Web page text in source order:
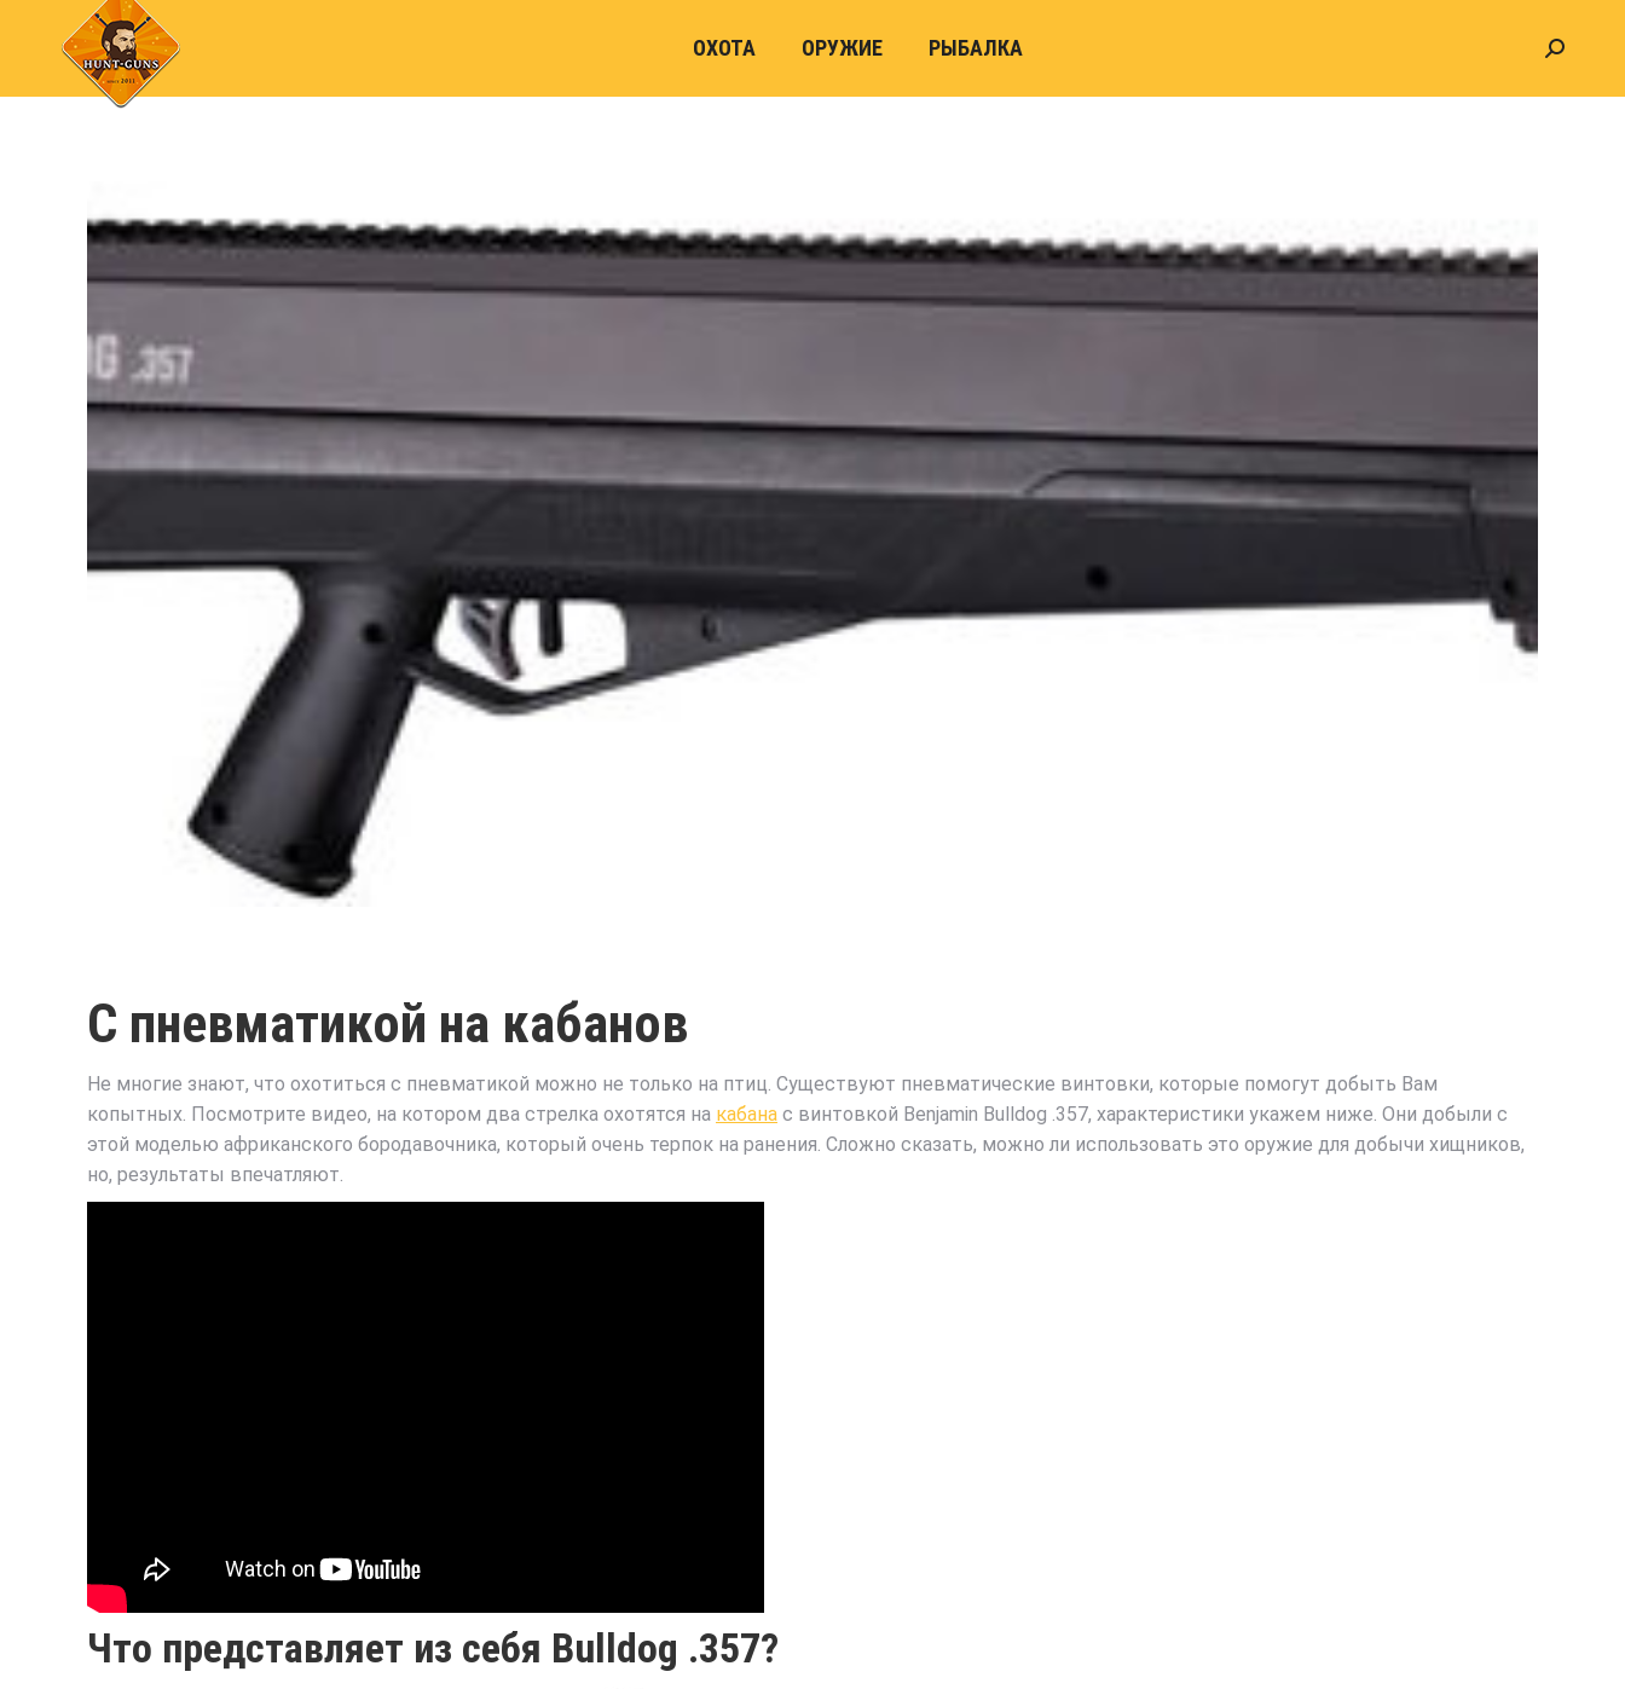
ОХОТА ОРУЖИЕ РЫБАЛКА Search:
С пневматикой на кабанов
Не многие знают, что охотиться с пневматикой можно не только на птиц. Существуют пневматические винтовки, которые помогут добыть Вам
копытных. Посмотрите видео, на котором два стрелка охотятся на кабана с винтовкой Benjamin Bulldog .357, характеристики укажем ниже. Они добыли с
этой моделью африканского бородавочника, который очень терпок на ранения. Сложно сказать, можно ли использовать это оружие для добычи хищников,
но, результаты впечатляют.
Что представляет из себя Bulldog .357?